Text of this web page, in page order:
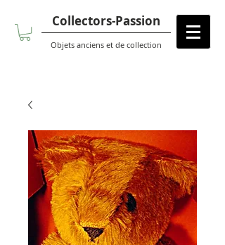
Collectors-Passion
Objets anciens et de collection